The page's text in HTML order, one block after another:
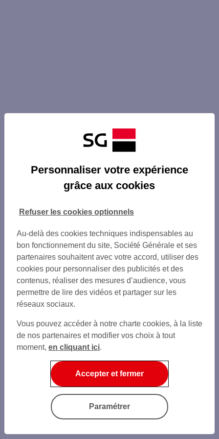
Personnaliser votre expérience
grâce aux cookies
Au-delà des cookies techniques indispensables au
bon fonctionnement du site, Société Générale et ses
partenaires souhaitent avec votre accord, utiliser des
cookies pour personnaliser des publicités et des
contenus, réaliser des mesures d’audience, vous
permettre de lire des vidéos et partager sur les
réseaux sociaux.
Vous pouvez accéder à notre charte cookies, à la liste
de nos partenaires et modifier vos choix à tout
moment, en cliquant ici.
Refuser les cookies optionnels
Accepter et fermer
Paramétrer